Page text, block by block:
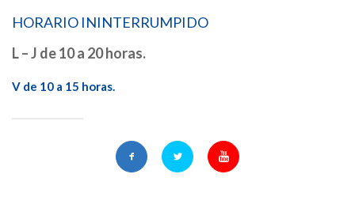
HORARIO ININTERRUMPIDO
L – J de 10 a 20 horas.
V de 10 a 15 horas.